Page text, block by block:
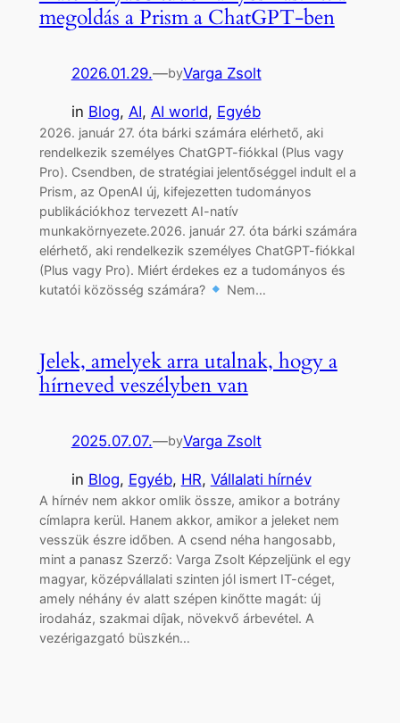
megoldás a Prism a ChatGPT-ben
2026.01.29.—byVarga Zsolt
in Blog, AI, AI world, Egyéb
2026. január 27. óta bárki számára elérhető, aki
rendelkezik személyes ChatGPT-fiókkal (Plus vagy
Pro). Csendben, de stratégiai jelentőséggel indult el a
Prism, az OpenAI új, kifejezetten tudományos
publikációkhoz tervezett AI-natív
munkakörnyezete.2026. január 27. óta bárki számára
elérhető, aki rendelkezik személyes ChatGPT-fiókkal
(Plus vagy Pro). Miért érdekes ez a tudományos és
kutatói közösség számára?
Nem…
Jelek, amelyek arra utalnak, hogy a
hírneved veszélyben van
2025.07.07.—byVarga Zsolt
in Blog, Egyéb, HR, Vállalati hírnév
A hírnév nem akkor omlik össze, amikor a botrány
címlapra kerül. Hanem akkor, amikor a jeleket nem
vesszük észre időben. A csend néha hangosabb,
mint a panasz Szerző: Varga Zsolt Képzeljünk el egy
magyar, középvállalati szinten jól ismert IT-céget,
amely néhány év alatt szépen kinőtte magát: új
irodaház, szakmai díjak, növekvő árbevétel. A
vezérigazgató büszkén…